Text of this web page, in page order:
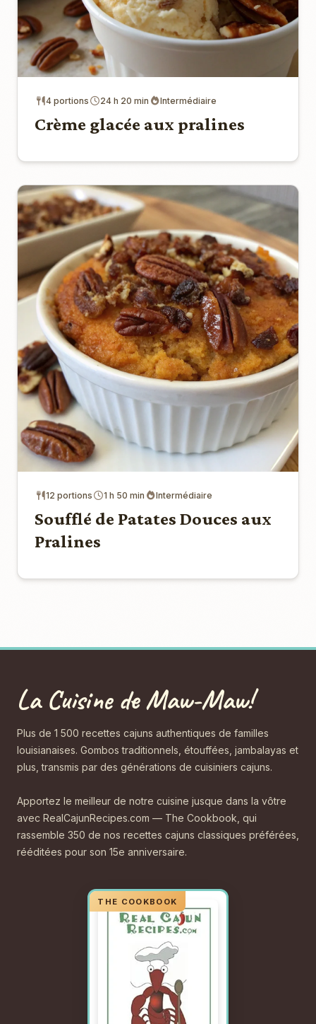
4 portions 24 h 20 min Intermédiaire
Crème glacée aux pralines
12 portions 1 h 50 min Intermédiaire
Soufflé de Patates Douces aux
Pralines
La Cuisine de Maw-Maw!
Plus de 1 500 recettes cajuns authentiques de familles
louisianaises. Gombos traditionnels, étouffées, jambalayas et
plus, transmis par des générations de cuisiniers cajuns.
Apportez le meilleur de notre cuisine jusque dans la vôtre
avec RealCajunRecipes.com — The Cookbook, qui
rassemble 350 de nos recettes cajuns classiques préférées,
rééditées pour son 15e anniversaire.